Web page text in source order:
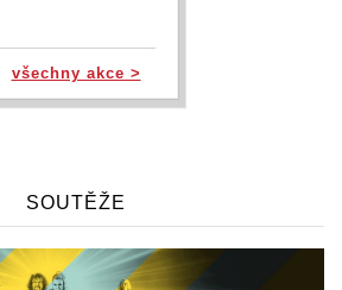
všechny akce >
SOUTĚŽE